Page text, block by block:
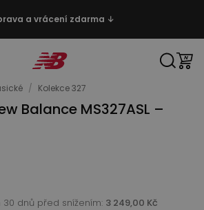
a vrácení zdarma ↓
/ Kolekce 327
Balance MS327ASL –
dnů před snížením: 3 249,00 Kč